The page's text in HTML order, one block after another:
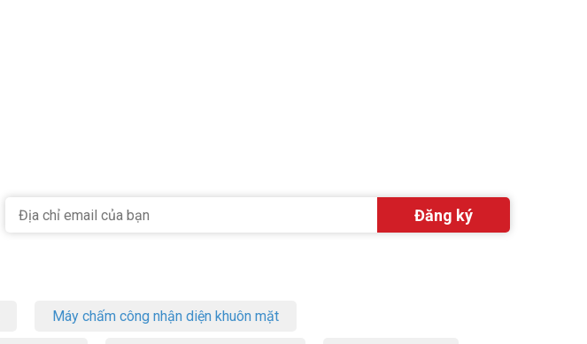
Máy chấm công nhận diện khuôn mặt